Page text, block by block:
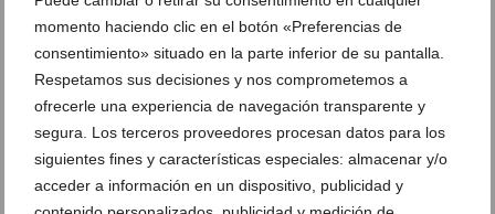
momento haciendo clic en el botón «Preferencias de
consentimiento» situado en la parte inferior de su pantalla.
Respetamos sus decisiones y nos comprometemos a
ofrecerle una experiencia de navegación transparente y
segura. Los terceros proveedores procesan datos para los
siguientes fines y características especiales: almacenar y/o
acceder a información en un dispositivo, publicidad y